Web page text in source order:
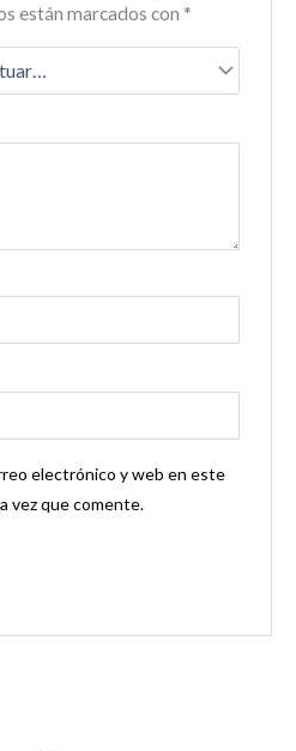
están marcados con *
electrónico y web en este
vez que comente.